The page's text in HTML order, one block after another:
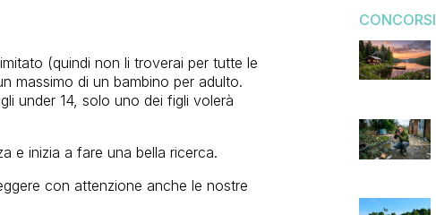
(quindi non li troverai per tutte le
massimo di un bambino per adulto.
under 14, solo uno dei figli volerà
e inizia a fare una bella ricerca.
con attenzione anche le nostre
CONCORSI